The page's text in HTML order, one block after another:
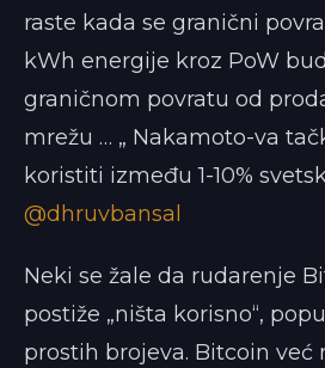
raste kada se granični
kWh energije kroz PoW
graničnom povratu od
mrežu … „ Nakamoto-va
koristiti između 1-10%
@dhruvbansal
Neki se žale da rudarenje
postiže „ništa korisno“,
prostih brojeva. Bitcoin već